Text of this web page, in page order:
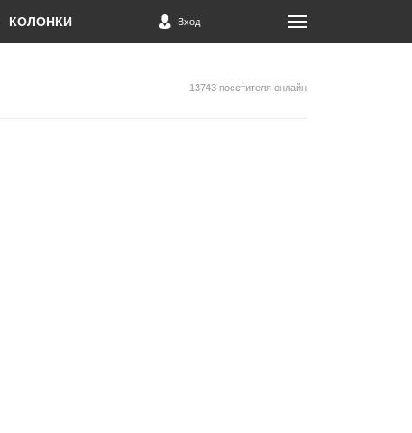
КОЛОНКИ Вход
13743 посетителя онлайн